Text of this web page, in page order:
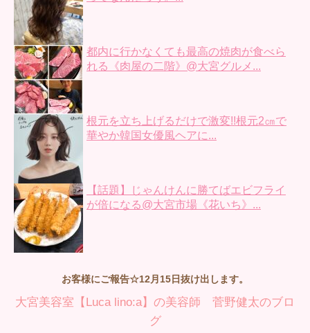
都内に行かなくても最高の焼肉が食べら
れる《肉屋の二階》@大宮グルメ...
根元を立ち上げるだけで激変!!根元2㎝で
華やか韓国女優風ヘアに...
【話題】じゃんけんに勝てばエビフライ
が倍になる@大宮市場《花いち》...
お客様にご報告☆12月15日抜け出します。
大宮美容室【Luca lino:a】の美容師 菅野健太のブロ
グ